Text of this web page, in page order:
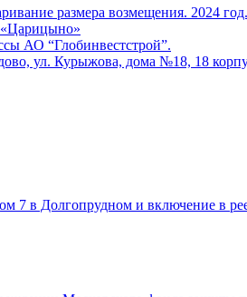
размера возмещения. 2024 год.
АО “Глобинвестстрой”.
ул. Курыжова, дома №18, 18
7 в Долгопрудном и включение в